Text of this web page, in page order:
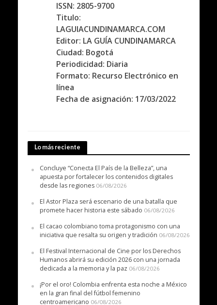
ISSN: 2805-9700
Titulo:
LAGUIACUNDINAMARCA.COM
Editor: LA GUÍA CUNDINAMARCA
Ciudad: Bogotá
Periodicidad: Diaria
Formato: Recurso Electrónico en
línea
Fecha de asignación: 17/03/2022
Lo más reciente
Concluye “Conecta El País de la Belleza”, una
apuesta por fortalecer los contenidos digitales
desde las regiones 06/08/2026
El Astor Plaza será escenario de una batalla que
promete hacer historia este sábado 06/08/2026
El cacao colombiano toma protagonismo con una
iniciativa que resalta su origen y tradición 06/08/2026
El Festival Internacional de Cine por los Derechos
Humanos abrirá su edición 2026 con una jornada
dedicada a la memoria y la paz 06/08/2026
¡Por el oro! Colombia enfrenta esta noche a México
en la gran final del fútbol femenino
centroamericano 06/08/2026